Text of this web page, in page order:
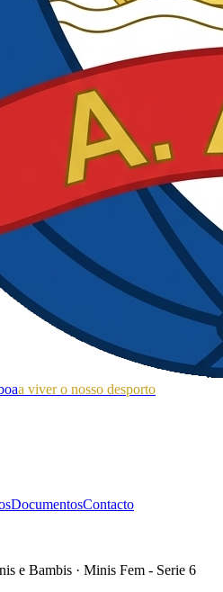
a viver o nosso desporto
DocumentosContacto
e Bambis · Minis Fem - Serie 6